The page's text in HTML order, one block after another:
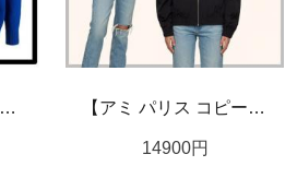
アミ 偽物★AMI★de Coeur オーバーサイズインターシャセーター ブルー☆関税込☆ 【アミ パリス コピー】ブラック Ami De Coeur ジャケット
14900円